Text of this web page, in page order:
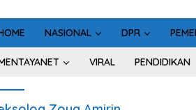
NASIONAL DPR
VIRAL PENDIDIKAN